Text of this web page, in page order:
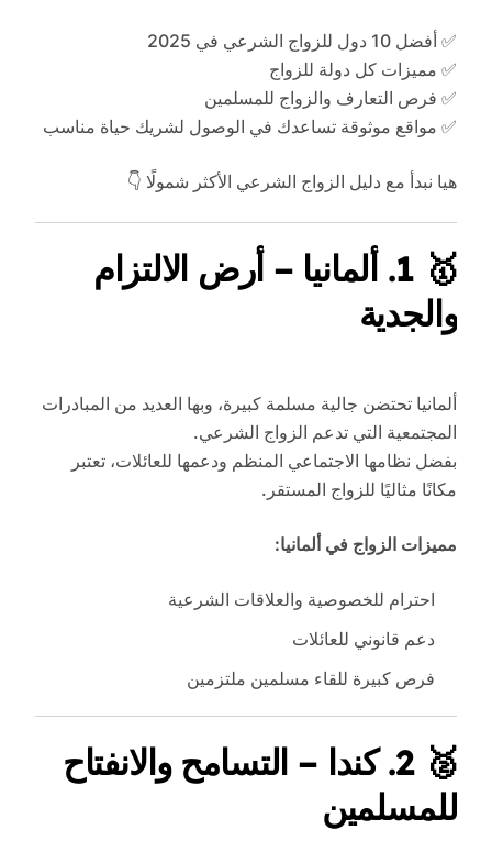
✅ أفضل 10 دول للزواج الشرعي في 2025
✅ مميزات كل دولة للزواج
✅ فرص التعارف والزواج للمسلمين
✅ مواقع موثوقة تساعدك في الوصول لشريك حياة مناسب
هيا نبدأ مع دليل الزواج الشرعي الأكثر شمولًا 👇
🥇 1. ألمانيا – أرض الالتزام
والجدية
ألمانيا تحتضن جالية مسلمة كبيرة، وبها العديد من المبادرات
المجتمعية التي تدعم الزواج الشرعي.
بفضل نظامها الاجتماعي المنظم ودعمها للعائلات، تعتبر
مكانًا مثاليًا للزواج المستقر.
مميزات الزواج في ألمانيا:
احترام للخصوصية والعلاقات الشرعية
دعم قانوني للعائلات
فرص كبيرة للقاء مسلمين ملتزمين
🥈 2. كندا – التسامح والانفتاح
للمسلمين